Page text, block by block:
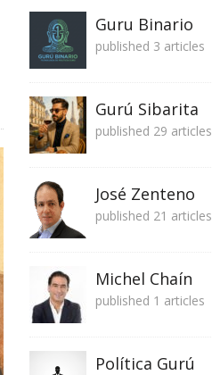
Guru Binario
published 3 articles
Gurú Sibarita
published 29 articles
José Zenteno
published 21 articles
Michel Chaín
published 1 articles
Política Gurú